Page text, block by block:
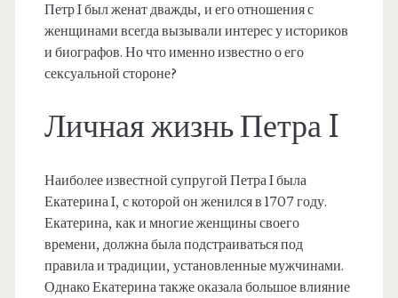
Петр I был женат дважды, и его отношения с
женщинами всегда вызывали интерес у историков
и биографов. Но что именно известно о его
сексуальной стороне?
Личная жизнь Петра I
Наиболее известной супругой Петра I была
Екатерина I, с которой он женился в 1707 году.
Екатерина, как и многие женщины своего
времени, должна была подстраиваться под
правила и традиции, установленные мужчинами.
Однако Екатерина также оказала большое влияние